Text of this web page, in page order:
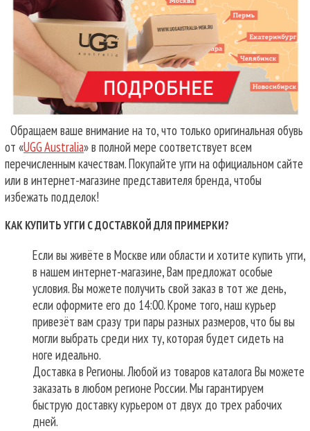
Обращаем ваше внимание на то, что только оригинальная обувь
от «UGG Australia» в полной мере соответствует всем
перечисленным качествам. Покупайте угги на официальном сайте
или в интернет-магазине представителя бренда, чтобы
избежать подделок!
КАК КУПИТЬ УГГИ С ДОСТАВКОЙ ДЛЯ ПРИМЕРКИ?
Если вы живёте в Москве или области и хотите купить угги,
в нашем интернет-магазине, Вам предложат особые
условия. Вы можете получить свой заказ в тот же день,
если оформите его до 14:00. Кроме того, наш курьер
привезёт вам сразу три пары разных размеров, что бы вы
могли выбрать среди них ту, которая будет сидеть на
ноге идеально.
Доставка в Регионы. Любой из товаров каталога Вы можете
заказать в любом регионе России. Мы гарантируем
быструю доставку курьером от двух до трех рабочих
дней.